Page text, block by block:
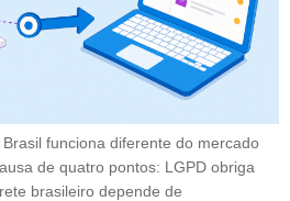
funciona diferente do mercado
de quatro pontos: LGPD obriga
brasileiro depende de